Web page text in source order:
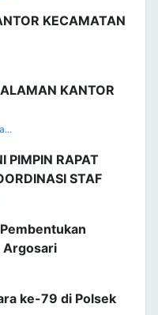
KECAMATAN
KANTOR
PIMPIN RAPAT
STAF
Argosari
ke-79 di Polsek